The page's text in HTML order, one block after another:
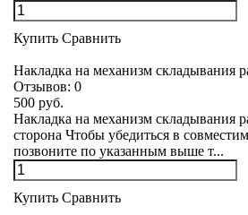
Купить Сравнить
Накладка на механизм складывания
Отзывов: 0
500 руб.
Накладка на механизм складывания
сторона Чтобы убедиться в
позвоните по указанным выше т...
Купить Сравнить